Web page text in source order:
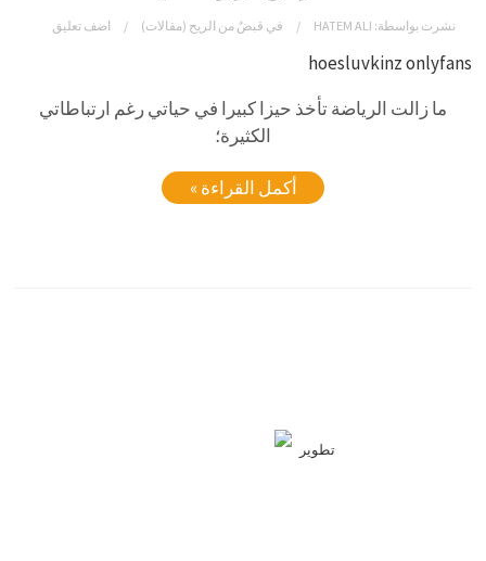
نشرت بواسطة: HATEM ALI في قبضٌ من الريح (مقالات) اضف تعليق
hoesluvkinz onlyfans
ما زالت الرياضة تأخذ حيزا كبيرا في حياتي رغم ارتباطاتي
الكثيرة؛
أكمل القراءة »
تطوير